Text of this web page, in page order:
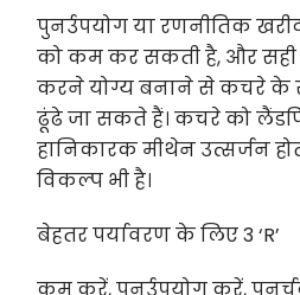
पुनर्उपयोग या रणनीतिक
को कम कर सकती है, और सही
करने योग्य बनाने से कचरे के
ढूंढे जा सकते हैं। कचरे को
हानिकारक मीथेन उत्सर्जन
विकल्प भी है।
बेहतर पर्यावरण के लिए 3 ‘R’